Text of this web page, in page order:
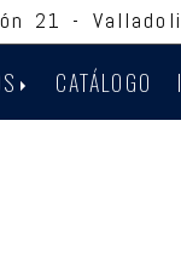
21 -
CATÁLOGO